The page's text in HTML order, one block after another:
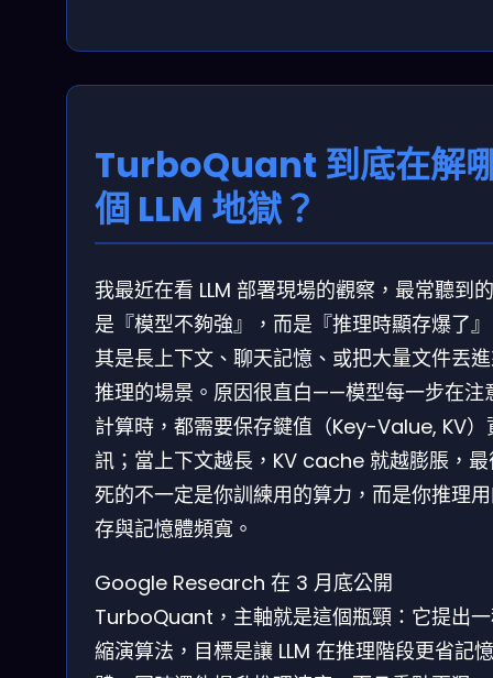
TurboQuant 到底在解
個 LLM 地獄？
我最近在看 LLM 部署現場的觀察，最常聽到
是『模型不夠強』，而是『推理時顯存爆了
其是長上下文、聊天記憶、或把大量文件丟
推理的場景。原因很直白——模型每一步在注
計算時，都需要保存鍵值（Key-Value, KV）
訊；當上下文越長，KV cache 就越膨脹，
死的不一定是你訓練用的算力，而是你推理
存與記憶體頻寬。
Google Research 在 3 月底公開
TurboQuant，主軸就是這個瓶頸：它提出
縮演算法，目標是讓 LLM 在推理階段更省記憶